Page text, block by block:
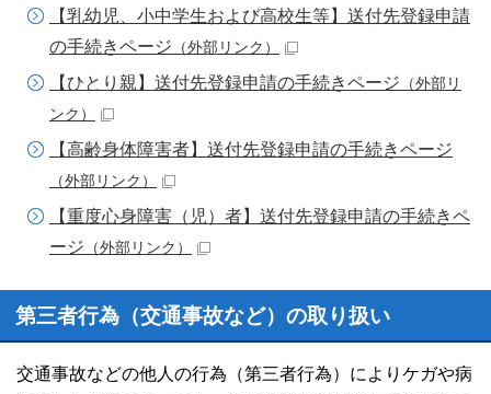
【乳幼児、小中学生および高校生等】送付先登録申請
の手続きページ （外部リンク）
【ひとり親】送付先登録申請の手続きページ （外部リ
ンク）
【高齢身体障害者】送付先登録申請の手続きページ
（外部リンク）
【重度心身障害（児）者】送付先登録申請の手続きペ
ージ （外部リンク）
第三者行為（交通事故など）の取り扱い
交通事故などの他人の行為（第三者行為）によりケガや病